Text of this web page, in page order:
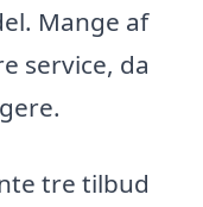
Mange af
service, da
tre tilbud